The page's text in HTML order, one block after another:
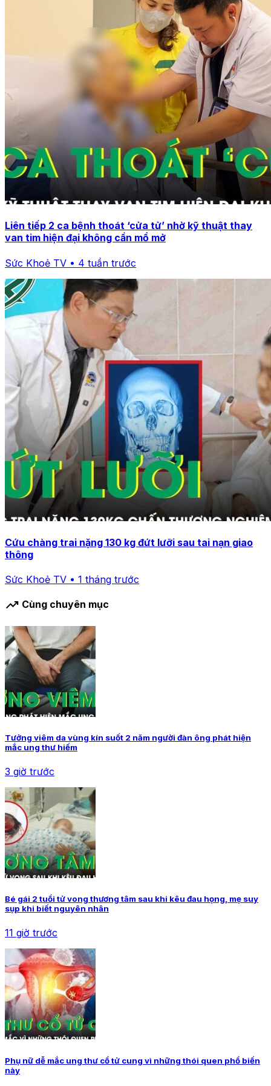
Liên tiếp 2 ca bệnh thoát ‘cửa tử’ nhờ kỹ thuật thay
van tim hiện đại không cần mổ mở
Sức Khoẻ TV • 4 tuần trước
Cứu chàng trai nặng 130 kg đứt lưỡi sau tai nạn giao
thông
Sức Khoẻ TV • 1 tháng trước
trending_up Cùng chuyên mục
Tưởng viêm da vùng kín suốt 2 năm người đàn ông phát hiện
mắc ung thư hiếm
3 giờ trước
Bé gái 2 tuổi tử vong thương tâm sau khi kêu đau họng, mẹ suy
sụp khi biết nguyên nhân
11 giờ trước
Phụ nữ dễ mắc ung thư cổ tử cung vì những thói quen phổ biến
này